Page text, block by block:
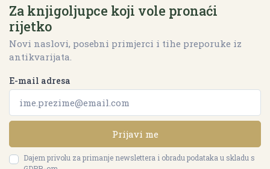
Za knjigoljupce koji vole pronaći
rijetko
Novi naslovi, posebni primjerci i tihe preporuke iz
antikvarijata.
E-mail adresa
Prijavi me
Dajem privolu za primanje newslettera i obradu podataka u skladu s